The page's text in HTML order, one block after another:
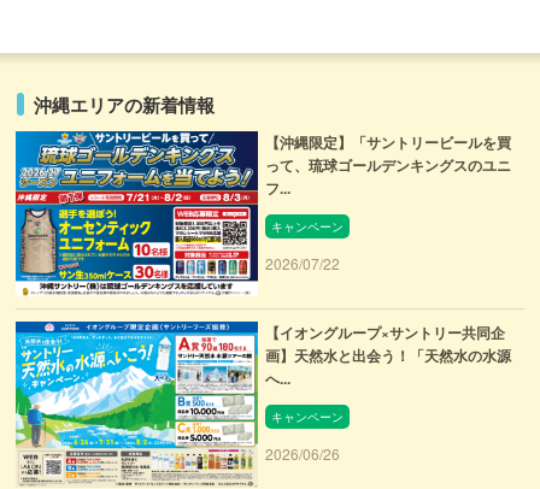
沖縄エリアの新着情報
【沖縄限定】「サントリービールを買
って、琉球ゴールデンキングスのユニ
フ...
キャンペーン
2026/07/22
【イオングループ×サントリー共同企
画】天然水と出会う！「天然水の水源
へ...
キャンペーン
2026/06/26